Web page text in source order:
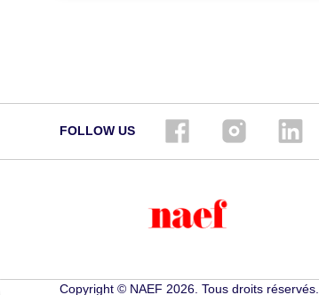
FOLLOW US
Copyright © NAEF2026. Tous droits réservés.